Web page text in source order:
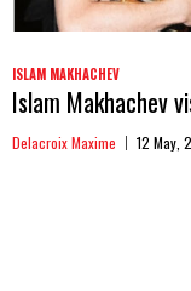
ISLAM MAKHACHEV
Islam Makhachev
Delacroix Maxime 12 May,